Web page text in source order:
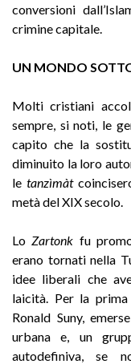
conversioni
crimine capitale.
UN MONDO
Molti cristiani
sempre, si noti, le
capito che la
diminuito la loro
le tanzìmàt
metà del XIX secolo.
Lo Zartonk fu
erano tornati nella
idee liberali che
laicità. Per la prima
Ronald Suny,
urbana e, un
autodefiniva, se